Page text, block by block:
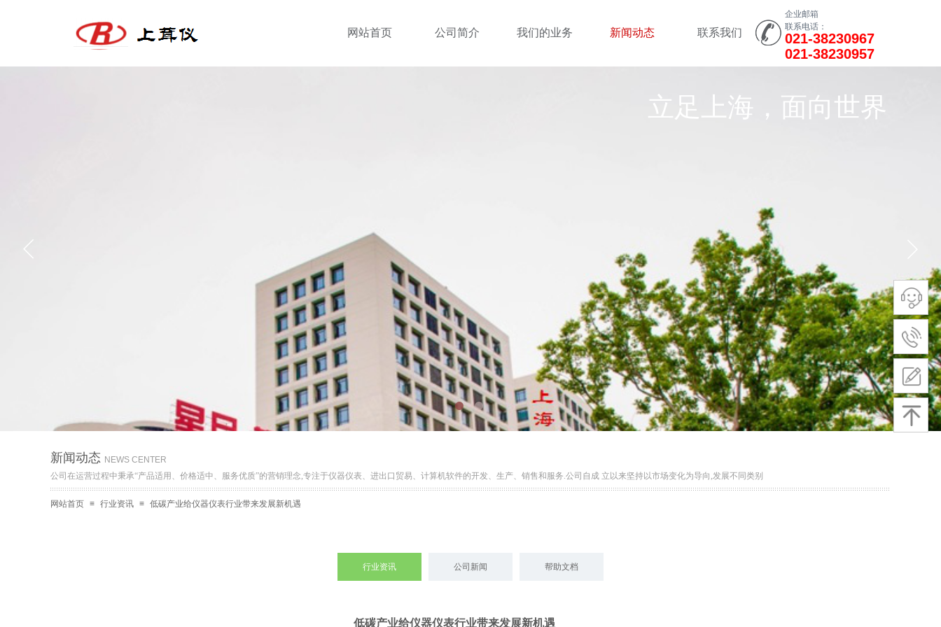
企业邮箱
网站首页 公司简介 我们的业务 新闻动态 联系我们 联系电话：
021-38230967
021-38230957
立足上海，面向世界
新闻动态 NEWS CENTER
公司在运营过程中秉承“产品适用、价格适中、服务优质”的营销理念,专注于仪器仪表、进出口贸易、计算机软件的开发、生产、销售和服务.公司自成 立以来坚持以市场变化为导向,发展不同类别
网站首页 ≡ 行业资讯 ≡ 低碳产业给仪器仪表行业带来发展新机遇
行业资讯 公司新闻 帮助文档
低碳产业给仪器仪表行业带来发展新机遇